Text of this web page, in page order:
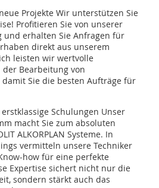
Projekte Wir unterstützen Sie
Profitieren Sie von unserer
und erhalten Sie Anfragen für
direkt aus unserem
leisten wir wertvolle
Bearbeitung von
Sie die besten Aufträge für
Schulungen Unser
macht Sie zum absoluten
ALKORPLAN Systeme. In
vermitteln unsere Techniker
how für eine perfekte
Expertise sichert nicht nur die
sondern stärkt auch das